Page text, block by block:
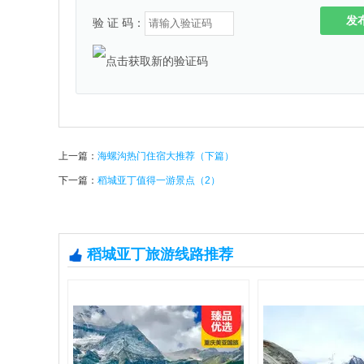
验 证 码： 发
上一篇： 海螺沟热门住宿大推荐（下篇）
下一篇： 稻城亚丁值得一游景点（2）
稻城亚丁旅游线路推荐